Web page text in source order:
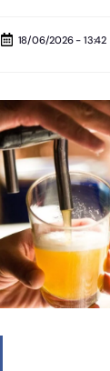
18/06/2026 - 13:42